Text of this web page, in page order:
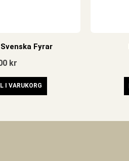
Fyrar
kr
I VARUKORG